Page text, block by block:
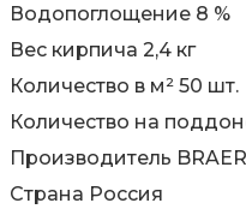
Водопоглощение 8 %
Вес кирпича 2,4 кг
Количество в м² 50 шт.
Количество на
Производитель BRAER
Страна Россия